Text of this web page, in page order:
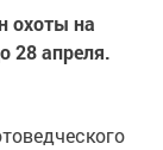
охоты на
28 апреля.